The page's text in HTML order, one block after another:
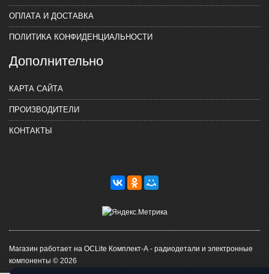
ОПЛАТА И ДОСТАВКА
ПОЛИТИКА КОНФИДЕНЦИАЛЬНОСТИ
Дополнительно
КАРТА САЙТА
ПРОИЗВОДИТЕЛИ
КОНТАКТЫ
Магазин работает на OCLite Комплект-А - радиодетали и электронные
компоненты © 2026